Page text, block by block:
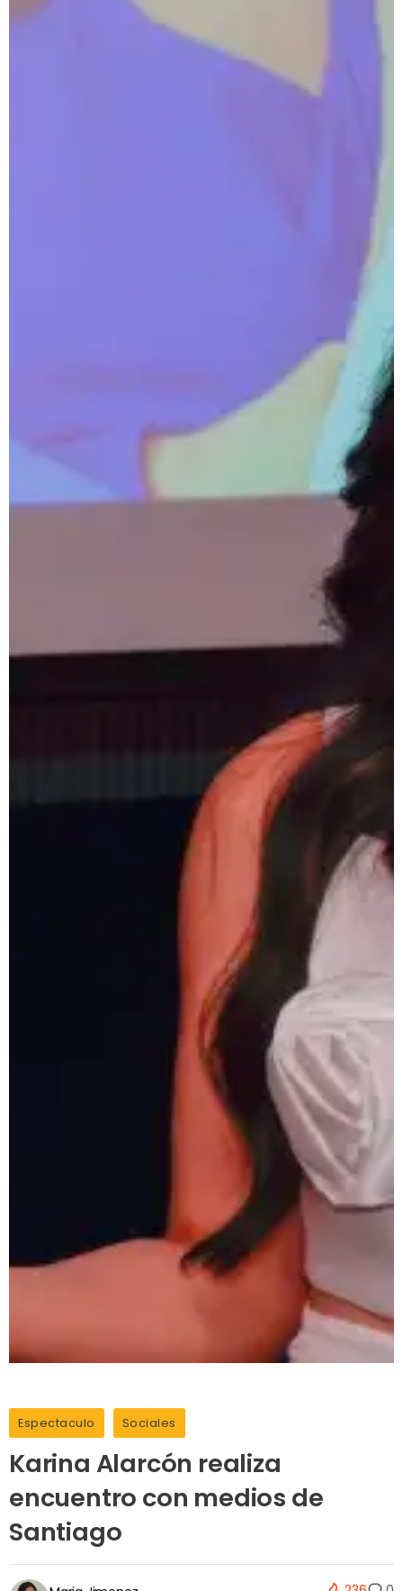
Espectaculo Sociales
Karina Alarcón realiza
encuentro con medios de
Santiago